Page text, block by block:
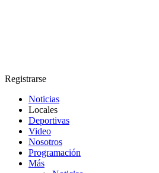
Registrarse
Noticias
Locales
Deportivas
Video
Nosotros
Programación
Más